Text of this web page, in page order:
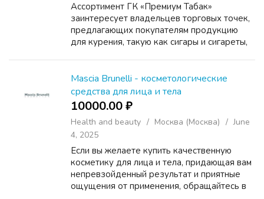
Ассортимент ГК «Премиум Табак»
заинтересует владельцев торговых точек,
предлагающих покупателям продукцию
для курения, такую как сигары и сигареты,
товаров по доступной це...
Mascia Brunelli - косметологические
средства для лица и тела
10000.00 ₽
Health and beauty Москва (Москва)
June
4, 2025
Если вы желаете купить качественную
косметику для лица и тела, придающая вам
непревзойденный результат и приятные
ощущения от применения, обращайтесь в